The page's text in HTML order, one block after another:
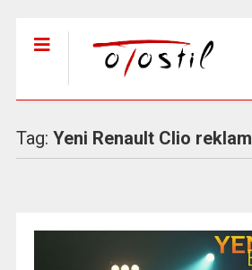
Tag: Yeni Renault Clio